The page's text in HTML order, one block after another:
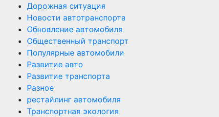
Дорожная ситуация
Новости автотранспорта
Обновление автомобиля
Общественный транспорт
Популярные автомобили
Развитие авто
Развитие транспорта
Разное
рестайлинг автомобиля
Транспортная экология